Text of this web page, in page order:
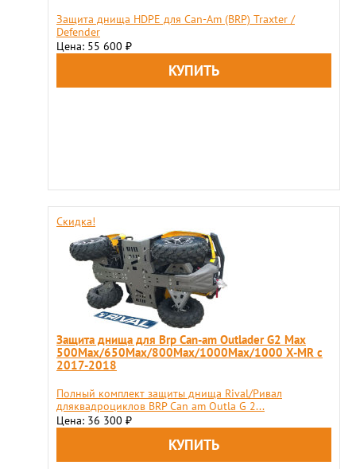
Защита днища HDPE для Can-Am (BRP) Traxter /
Defender
Цена: 55 600 ₽
Скидка!
Защита днища для Brp Can-am Outlader G2 Max
500Max/650Max/800Max/1000Max/1000 X-MR с
2017-2018
Полный комплект защиты днища Rival/Ривал
дляквадроциклов BRP Can am Outla G 2...
Цена: 36 300 ₽